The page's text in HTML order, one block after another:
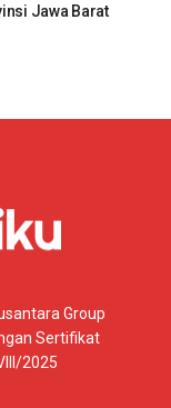
Jawa Barat
Group
Sertifikat
2025